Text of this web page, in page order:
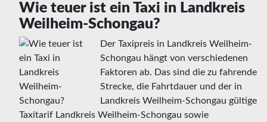
Wie teuer ist ein Taxi in Landkreis
Weilheim-Schongau?
Der Taxipreis in Landkreis Weilheim-
Schongau hängt von verschiedenen
Faktoren ab. Das sind die zu fahrende
Strecke, die Fahrtdauer und der in
Landkreis Weilheim-Schongau gültige
Taxitarif Landkreis Weilheim-Schongau sowie